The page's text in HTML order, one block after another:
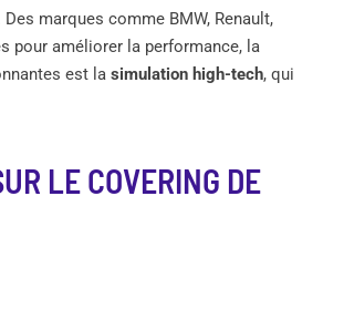
marques comme BMW, Renault,
pour améliorer la performance, la
est la simulation high-tech, qui
LE COVERING DE